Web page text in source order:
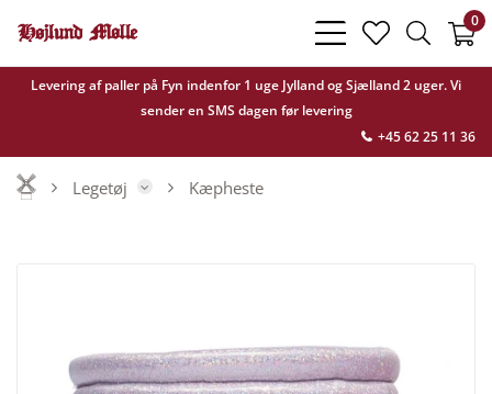
Levering af paller på Fyn indenfor 1 uge Jylland og Sjælland 2 uger. Vi
sender en SMS dagen før levering
+45 62 25 11 36
bars
light
heart
light
search
light
0
Legetøj Kæpheste